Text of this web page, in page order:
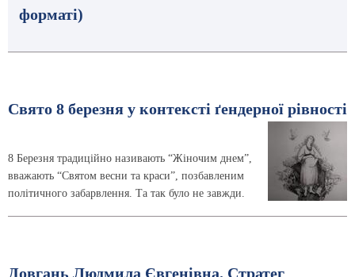
форматі)
Свято 8 березня у контексті ґендерної рівності
8 Березня традиційно називають “Жіночим днем”,
вважають “Святом весни та краси”, позбавленим
політичного забарвлення. Та так було не завжди.
Довгань Людмила Євгенівна. Стратег